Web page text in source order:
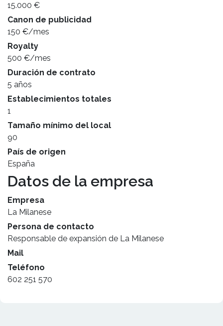
15.000 €
Canon de publicidad
150 €/mes
Royalty
500 €/mes
Duración de contrato
5 años
Establecimientos totales
1
Tamaño mínimo del local
90
País de origen
España
Datos de la empresa
Empresa
La Milanese
Persona de contacto
Responsable de expansión de La Milanese
Mail
Teléfono
602 251 570